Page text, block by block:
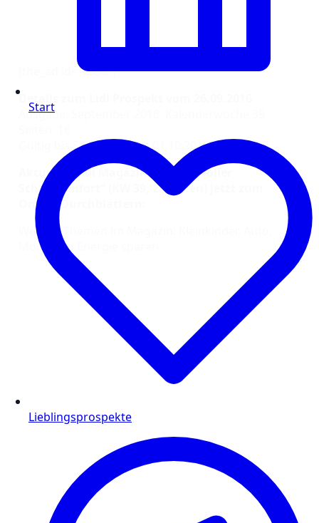
[the_ad id=“8350″]
Details zum Lidl Prospekt vom 26.09.2016
Ausgabe: September 2016, Kalenderwoche 39
Gültig bis Samstag, dem 01.10.2016
Aktuelles Lidl Magazin „Wundervoller
Schlafkomfort“ (KW 39, 24 Seiten) jetzt zum
Online-Durchblättern:
Weitere Themen im Magazin: Kleinkinder, Auto,
Mode und Energie sparen
Start
Lieblingsprospekte